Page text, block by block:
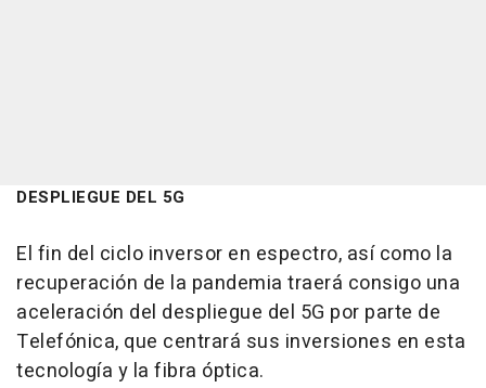
DESPLIEGUE DEL 5G
El fin del ciclo inversor en espectro, así como la
recuperación de la pandemia traerá consigo una
aceleración del despliegue del 5G por parte de
Telefónica, que centrará sus inversiones en esta
tecnología y la fibra óptica.